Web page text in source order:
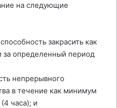
на следующие
закрасить как
определенный период
непрерывного
в течение как минимум
часа); и